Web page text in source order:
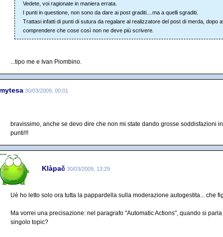
Vedete, voi ragionate in maniera errata.
I punti in questione, non sono da dare ai post graditi....ma a quelli sgraditi.
Trattasi infatti di punti di sutura da regalare al realizzatore del post di merda, dopo
comprendere che cose così non ne deve più scrivere.
...tipo me e Ivan Piombino.
30/03/2009, 00:01
bravissimo, anche se devo dire che non mi state dando grosse soddisfazioni
punti!!!
Klàpač 30/03/2009, 13:29
Uè ho letto solo ora tutta la pappardella sulla moderazione autogestita... che
Ma vorrei una precisazione: nel paragrafo "Automatic Actions", quando si
singolo topic?